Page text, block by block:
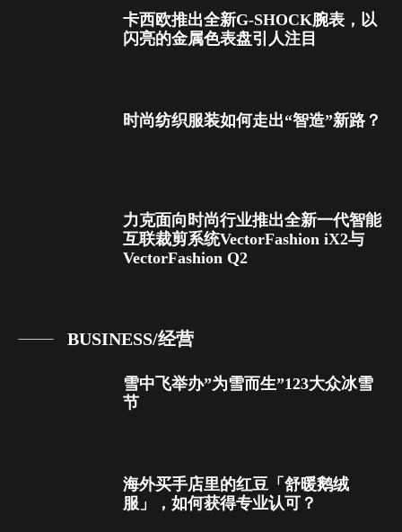
卡西欧推出全新G-SHOCK腕表，以
闪亮的金属色表盘引人注目
时尚纺织服装如何走出“智造”新路？
力克面向时尚行业推出全新一代智能
互联裁剪系统VectorFashion iX2与
VectorFashion Q2
BUSINESS/经营
雪中飞举办”为雪而生”123大众冰雪
节
海外买手店里的红豆「舒暖鹅绒
服」，如何获得专业认可？